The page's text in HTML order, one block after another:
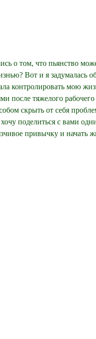
о том, что пьянство
Вот и я задумалась
контролировать мою
после тяжелого
скрыть от себя
поделиться с вами
привычку и начать